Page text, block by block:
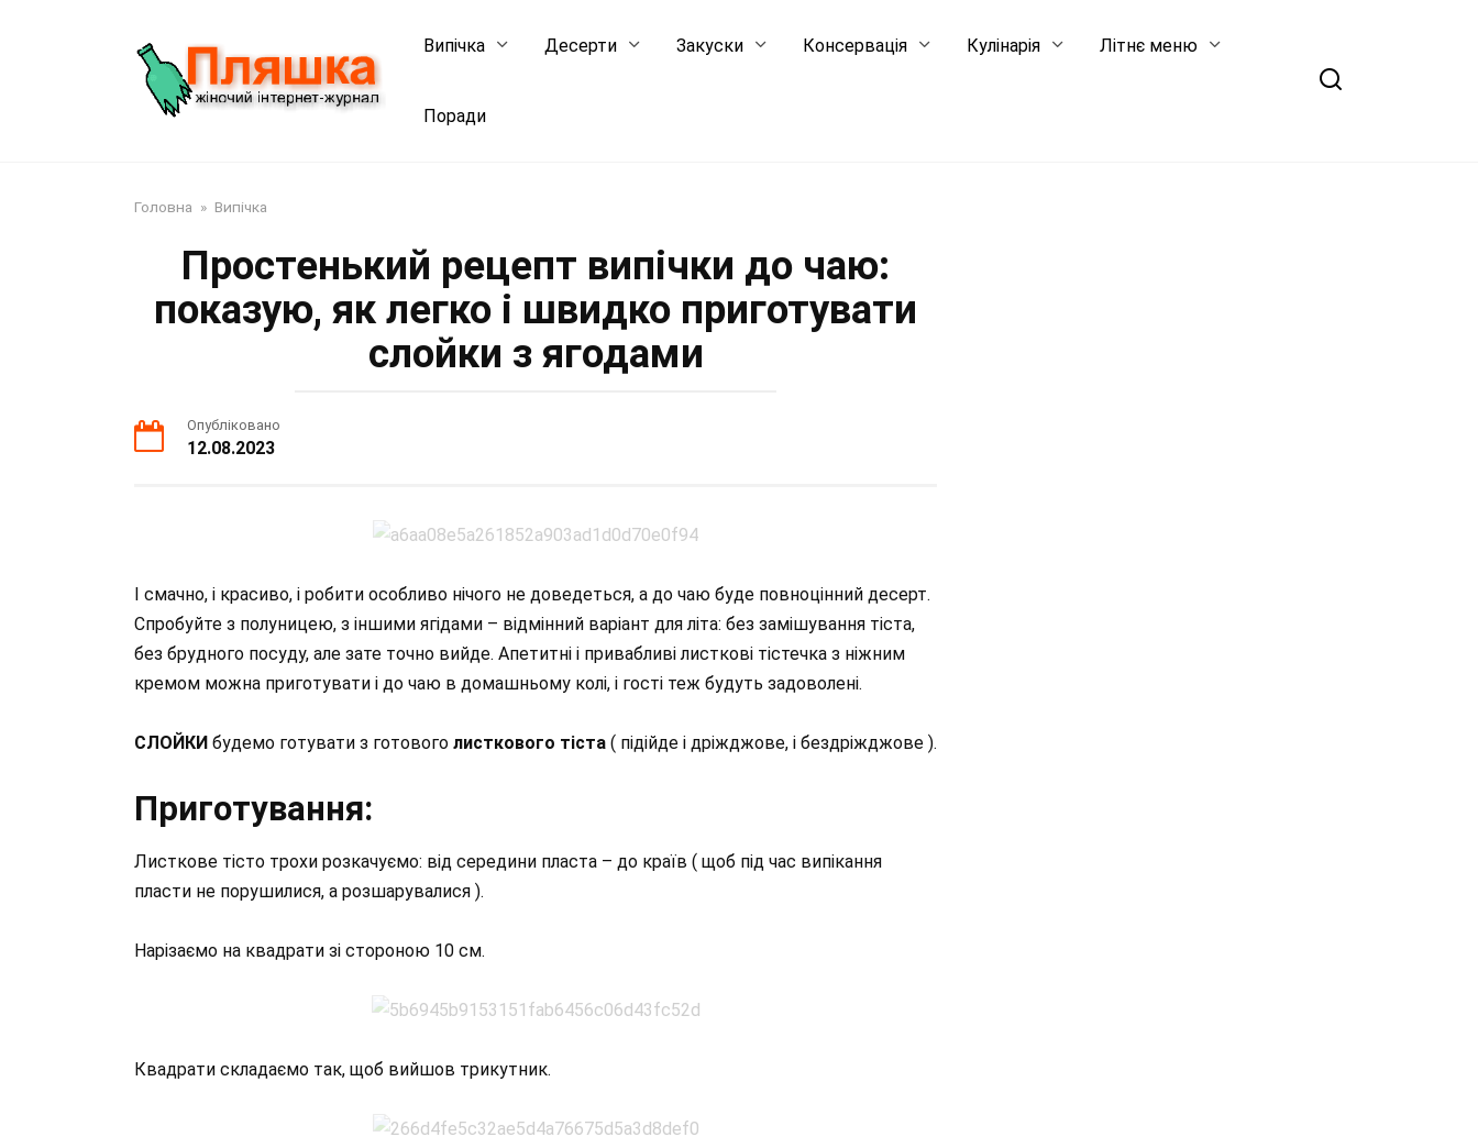
Випічка Десерти Закуски Консервація Кулінарія Літнє меню
Поради
Головна » Випічка
Простенький рецепт випічки до чаю:
показую, як легко і швидко приготувати
слойки з ягодами
Опубліковано
12.08.2023
І смачно, і красиво, і робити особливо нічого не доведеться, а до чаю буде повноцінний десерт.
Спробуйте з полуницею, з іншими ягідами – відмінний варіант для літа: без замішування тіста,
без брудного посуду, але зате точно вийде. Апетитні і привабливі листкові тістечка з ніжним
кремом можна приготувати і до чаю в домашньому колі, і гості теж будуть задоволені.
СЛОЙКИ будемо готувати з готового листкового тіста ( підійде і дріжджове, і бездріжджове ).
Приготування:
Листкове тісто трохи розкачуємо: від середини пласта – до країв ( щоб під час випікання
пласти не порушилися, а розшарувалися ).
Нарізаємо на квадрати зі стороною 10 см.
Квадрати складаємо так, щоб вийшов трикутник.